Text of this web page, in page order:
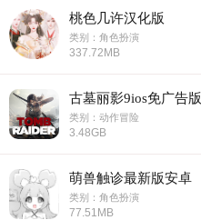
桃色几许汉化版
类别：角色扮演
337.72MB
古墓丽影9ios免广告版
类别：动作冒险
3.48GB
萌兽触诊最新版安卓
类别：角色扮演
77.51MB